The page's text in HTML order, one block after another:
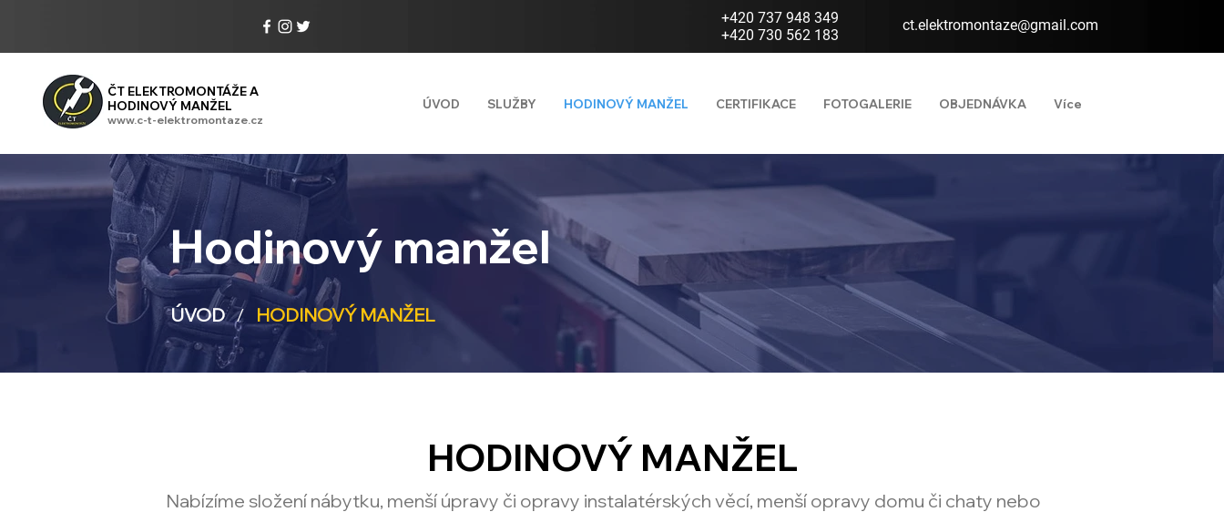
+420 737 948 349
+420 730 562 183
ct.elektromontaze@gmail.com
ČT ELEKTROMONTÁŽE A
HODINOVÝ MANŽEL
www.c-t-elektromontaze.cz
ÚVOD SLUŽBY HODINOVÝ MANŽEL CERTIFIKACE FOTOGALERIE OBJEDNÁVKA Více
Hodinový manžel
ÚVOD/ HODINOVÝ MANŽEL
HODINOVÝ MANŽEL
Nabízíme složení nábytku, menší úpravy či opravy instalatérských věcí, menší opravy domu či chaty nebo